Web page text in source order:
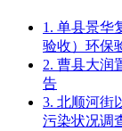
1. 单县景华
验收）环保
2. 曹县大润
告
3. 北顺河街
污染状况调